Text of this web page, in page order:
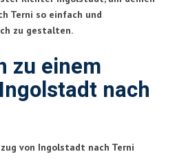
Terni so einfach und
zu gestalten.
zu einem
nach
von Ingolstadt nach Terni